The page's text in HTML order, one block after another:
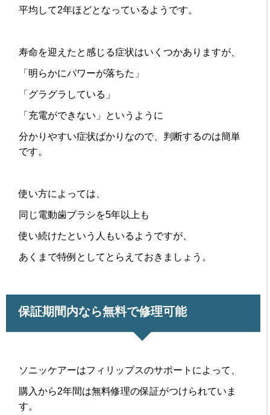
平均して2年ほどとなっているようです。
寿命を迎えたと感じる症状はいくつかありますが、
「明らかにパワーが落ちた」
「グラグラしている」
「充電ができない」というように
分かりやすい症状ばかりなので、判断するのは簡単
です。
使い方によっては、
同じ電動歯ブラシを5年以上も
使い続けたという人もいるようですが、
あくまで特例としてとらえておきましょう。
保証期間内なら無料で修理可能
ソニッケアーはフィリップスのサポートによって、
購入から2年間は無料修理の保証がつけられていま
す。